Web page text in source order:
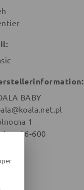
BABY
1
26-600